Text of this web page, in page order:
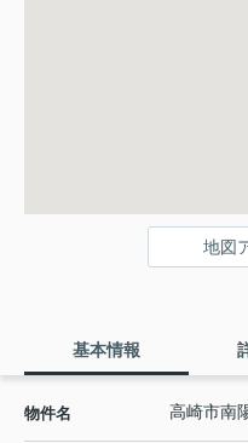
地図
基本情報
物件名 高崎市南